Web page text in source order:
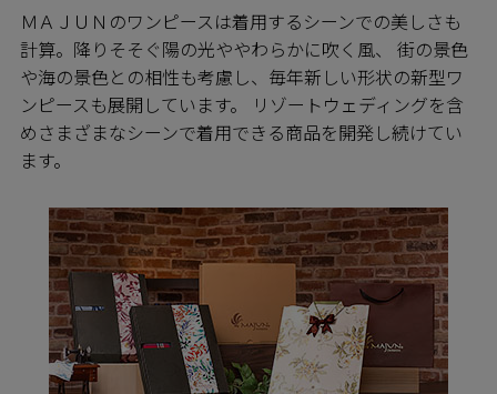
ＭＡＪＵＮのワンピースは着用するシーンでの美しさも
計算。降りそそぐ陽の光ややわらかに吹く風、 街の景色
や海の景色との相性も考慮し、毎年新しい形状の新型ワ
ンピースも展開しています。 リゾートウェディングを含
めさまざまなシーンで着用できる商品を開発し続けてい
ます。